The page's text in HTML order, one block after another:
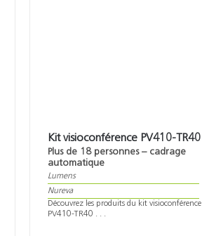
Kit visioconférence PV410-TR40
Plus de 18 personnes – cadrage
automatique
Lumens
Nureva
Découvrez les produits du kit visioconférence
PV410-TR40 . . .